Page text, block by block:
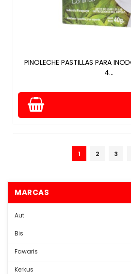
PINOLECHE PASTILLAS PARA
4...
1 2 3
MARCAS
Aut
Bis
Fawaris
Kerkus